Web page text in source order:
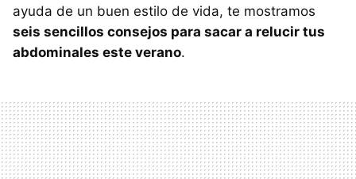
ayuda de un buen estilo de vida, te mostramos
seis sencillos consejos para sacar a relucir tus
abdominales este verano.